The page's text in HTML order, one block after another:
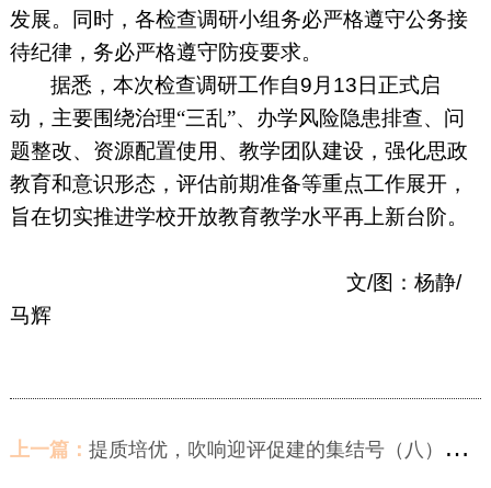
发展。同时，各检查调研小组务必严格遵守公务接
待纪律，务必严格遵守防疫要求。
据悉，本次检查调研工作自9 月 13 日正式启
动，主要围绕治理“三乱”、办学风险隐患排查、问
题整改、资源配置使用、教学团队建设，强化思政
教育和意识形态，评估前期准备等重点工作展开，
旨在切实推进学校开放教育教学水平再上新台阶。
文/图：杨静/
马辉
上一篇： 提质培优，吹响迎评促建的集结号（八）——宁夏开放大学召开2022年开放教育综合教学检查暨办学评估调研培训会